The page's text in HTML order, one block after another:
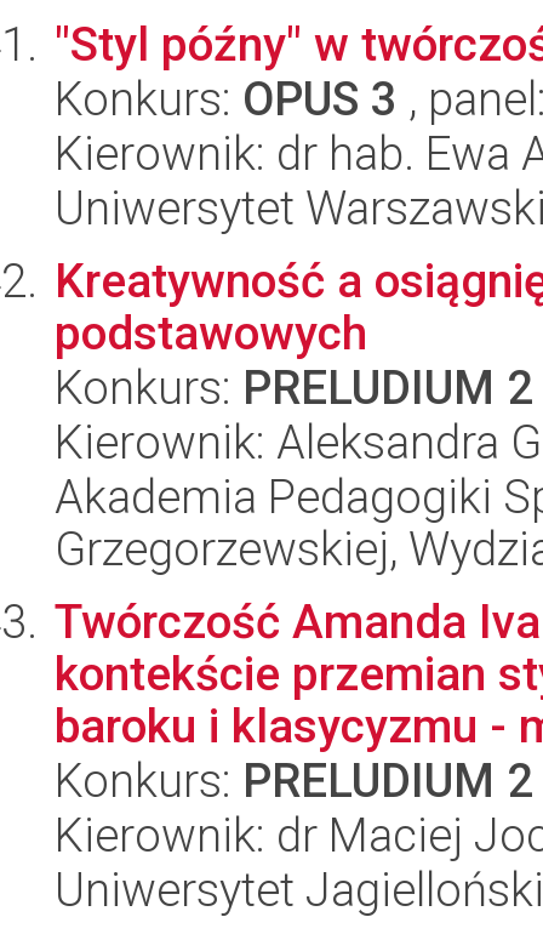
"Styl późny" w
Konkurs: OPUS 3 ,
Kierownik: dr hab. Ewa
Uniwersytet
Kreatywność a
podstawowych
Konkurs: PRELUDIUM 2
Kierownik: Aleksandra
Akademia Pedagogiki
Grzegorzewskiej,
Twórczość Amanda
kontekście przemian
baroku i klasycyzmu -
Konkurs: PRELUDIUM 2
Kierownik: dr Maciej
Uniwersytet